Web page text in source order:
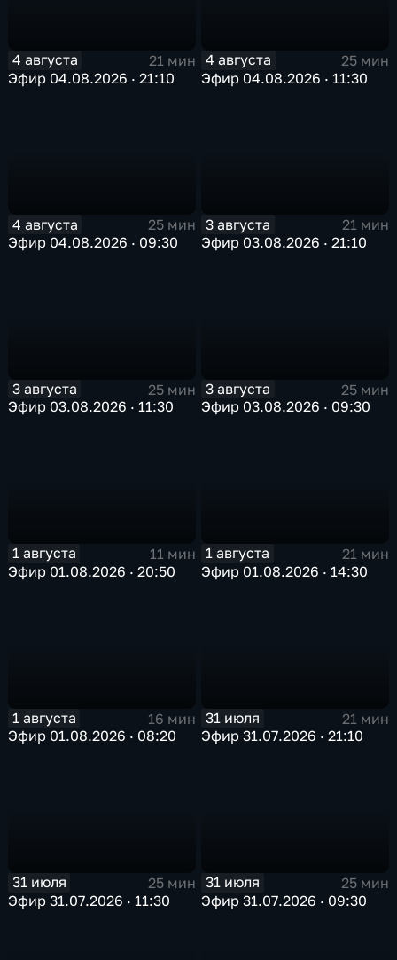
4 августа
21 мин
Эфир 04.08.2026 · 21:10
4 августа
25 мин
Эфир 04.08.2026 · 11:30
4 августа
25 мин
Эфир 04.08.2026 · 09:30
3 августа
21 мин
Эфир 03.08.2026 · 21:10
3 августа
25 мин
Эфир 03.08.2026 · 11:30
3 августа
25 мин
Эфир 03.08.2026 · 09:30
1 августа
11 мин
Эфир 01.08.2026 · 20:50
1 августа
21 мин
Эфир 01.08.2026 · 14:30
1 августа
16 мин
Эфир 01.08.2026 · 08:20
31 июля
21 мин
Эфир 31.07.2026 · 21:10
31 июля
25 мин
Эфир 31.07.2026 · 11:30
31 июля
25 мин
Эфир 31.07.2026 · 09:30